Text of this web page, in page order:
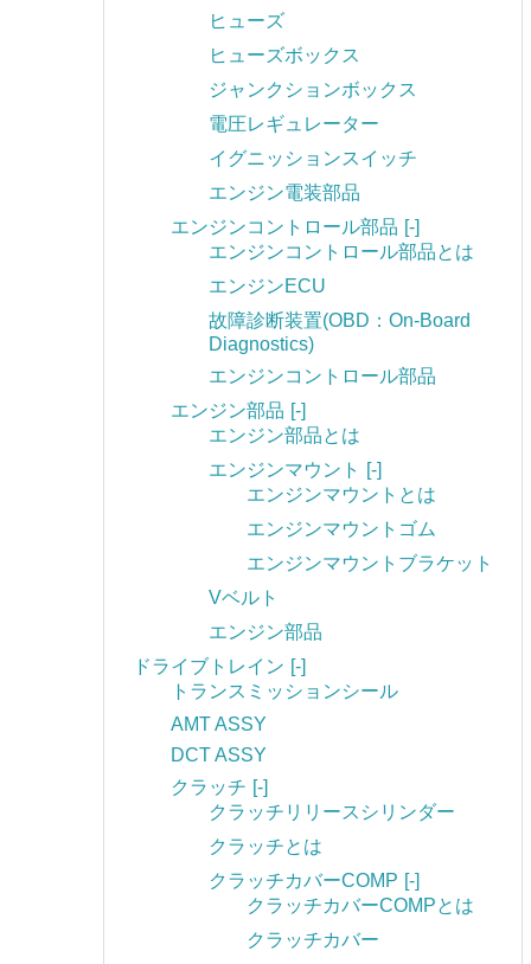
ヒューズ
ヒューズボックス
ジャンクションボックス
電圧レギュレーター
イグニッションスイッチ
エンジン電装部品
エンジンコントロール部品 [-]
エンジンコントロール部品とは
エンジンECU
故障診断装置(OBD：On-Board
Diagnostics)
エンジンコントロール部品
エンジン部品 [-]
エンジン部品とは
エンジンマウント
[-]
エンジンマウントとは
エンジンマウントゴム
エンジンマウントブラケット
Vベルト
エンジン部品
ドライブトレイン [-]
トランスミッションシール
AMT ASSY
DCT ASSY
クラッチ [-]
クラッチリリースシリンダー
クラッチとは
クラッチカバーCOMP [-]
クラッチカバーCOMPとは
クラッチカバー